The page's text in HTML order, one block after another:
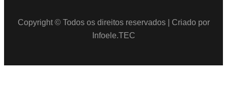
Copyright © Todos os direitos reservados | Criado por
Infoele.TEC